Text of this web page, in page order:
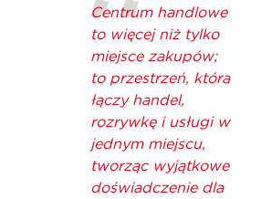
Centrum handlowe
to więcej niż tylko
miejsce zakupów;
to przestrzeń, która
łączy handel,
rozrywkę i usługi w
jednym miejscu,
tworząc wyjątkowe
doświadczenie dla